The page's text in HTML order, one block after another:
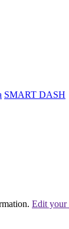
SMART DASH
Edit your